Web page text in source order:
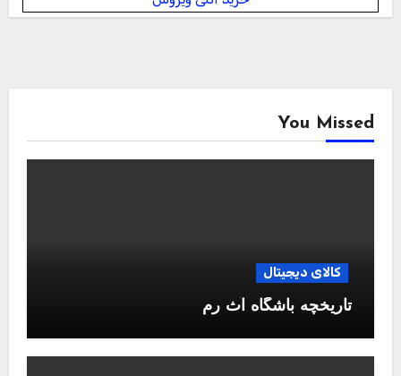
You Missed
کالای دیجیتال
تاریخچه باشگاه آث رم